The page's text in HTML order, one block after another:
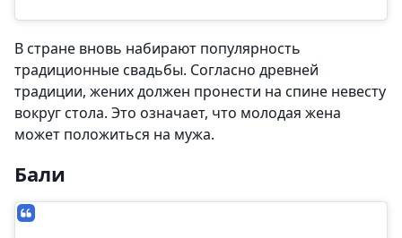
В стране вновь набирают популярность
традиционные свадьбы. Согласно древней
традиции, жених должен пронести на спине невесту
вокруг стола. Это означает, что молодая жена
может положиться на мужа.
Бали